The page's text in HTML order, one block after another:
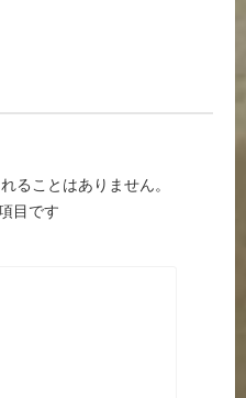
ることはありません。
目です